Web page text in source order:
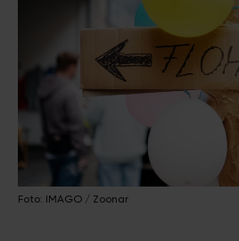
Foto: IMAGO / Zoonar